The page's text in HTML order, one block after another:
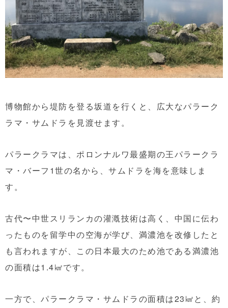
博物館から堤防を登る坂道を行くと、広大なパラーク
ラマ・サムドラを見渡せます。
パラークラマは、ポロンナルワ最盛期の王パラークラ
マ・バーフ1世の名から、サムドラを海を意味しま
す。
古代〜中世スリランカの灌漑技術は高く、中国に伝わ
ったものを留学中の空海が学び、満濃池を改修したと
も言われますが、この日本最大のため池である満濃池
の面積は1.4㎢です。
一方で、パラークラマ・サムドラの面積は23㎢と、約